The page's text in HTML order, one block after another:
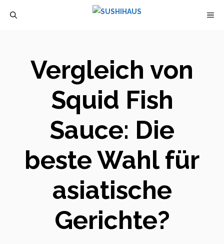
Vergleich von
Squid Fish
Sauce: Die
beste Wahl für
asiatische
Gerichte?